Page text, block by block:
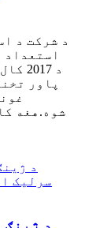
د شرکت د
استعداد
پاور
شوه.هغه